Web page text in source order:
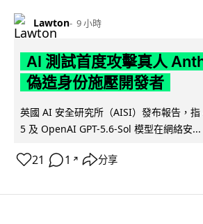
Lawton 9 小時
AI 測試首度攻擊真人
偽造身份施壓開發者
英國 AI 安全研究所（AISI）發布報告，
5 及 OpenAI GPT-5.6-Sol 模型在網絡安...
21 1 ↗ 分享